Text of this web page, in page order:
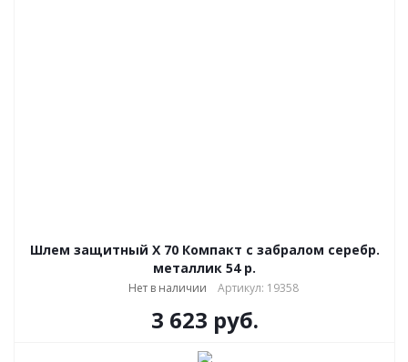
Шлем защитный Х 70 Компакт с забралом серебр.
металлик 54 р.
Нет в наличии Артикул: 19358
3 623 руб.